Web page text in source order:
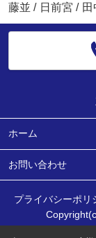
藤並 / 日前宮 / 田
ホーム
お問い合わせ
プライバシーポリ